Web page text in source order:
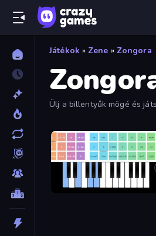
Játékok » Zene » Zongora
Ülj a billentyűk mögé és
Virtual Online Piano